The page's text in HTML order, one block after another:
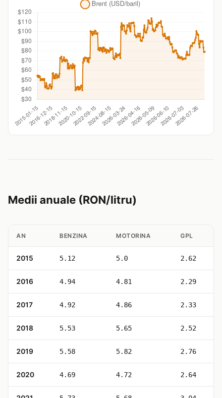
Medii anuale (RON/litru)
AN BENZINA MOTORINA GPL
2015 5.12 5.0 2.62
2016 4.94 4.81 2.29
2017 4.92 4.86 2.33
2018 5.53 5.65 2.52
2019 5.58 5.82 2.76
2020 4.69 4.72 2.64